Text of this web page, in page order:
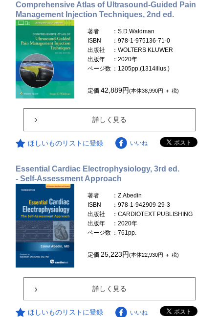
Comprehensive Atlas of Ultrasound-Guided Pain
Management Injection Techniques, 2nd ed.
著者
：S.D.Waldman
ISBN
：978-1-975136-71-0
出版社
：WOLTERS KLUWER
出版年
：2020年
ページ数 ：1205pp.(1314illus.)
定価42,889円(本体38,990円 ＋ 税)
詳しく見る
ほしいものリストに登録 いいね
Essential Cardiac Electrophysiology, 3rd ed.
- Self-Assessment Approach
著者
：Z.Abedin
ISBN
：978-1-942909-29-3
出版社
：CARDIOTEXT PUBLISHING
出版年
：2020年
ページ数 ：761pp.
定価 25,223円(本体22,930円 ＋ 税)
詳しく見る
ほしいものリストに登録 いいね